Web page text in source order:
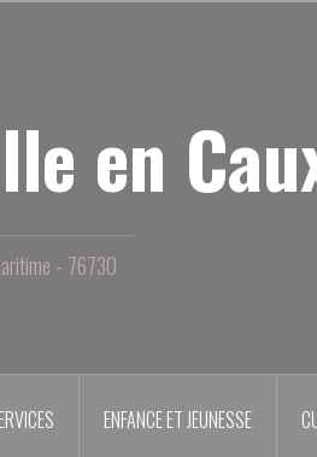
en
- 76730
ENFANCE ET JEUNESSE